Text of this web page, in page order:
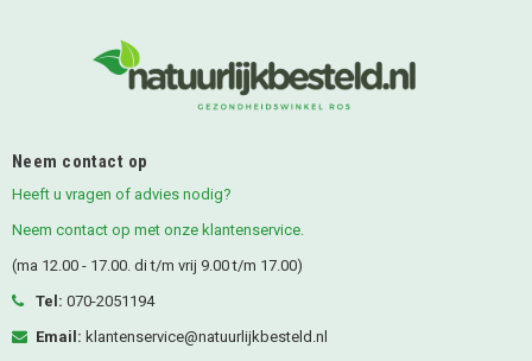
Neem contact op
Heeft u vragen of advies nodig?
Neem contact op met onze klantenservice.
(ma 12.00 - 17.00. di t/m vrij 9.00 t/m 17.00)
Tel: 070-2051194
Email: klantenservice@natuurlijkbesteld.nl